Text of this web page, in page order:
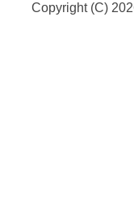
Copyright (C)